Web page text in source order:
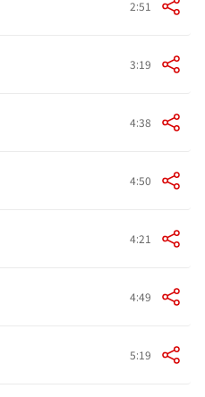
2:51
3:19
4:38
4:50
4:21
4:49
5:19